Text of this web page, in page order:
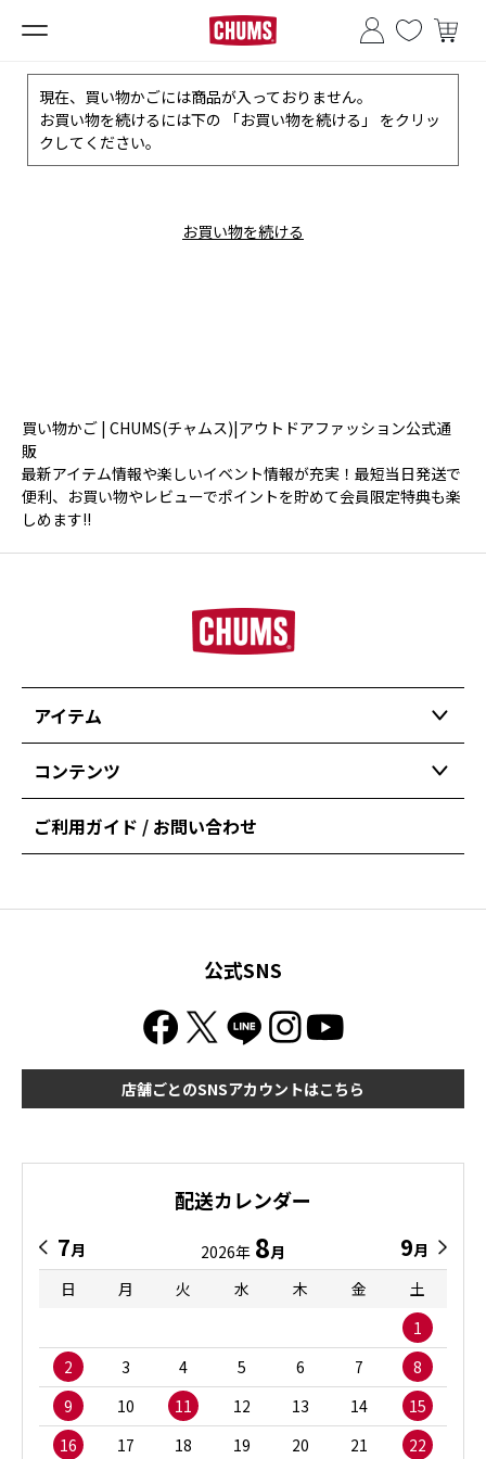
■夏季休業のお知らせ■
現在、買い物かごには商品が入っておりません。
お買い物を続けるには下の 「お買い物を続ける」 をクリッ
クしてください。
お買い物を続ける
買い物かご | CHUMS(チャムス)|アウトドアファッション公式通
販
最新アイテム情報や楽しいイベント情報が充実！最短当日発送で
便利、お買い物やレビューでポイントを貯めて会員限定特典も楽
しめます!!
アイテム
コンテンツ
ご利用ガイド / お問い合わせ
公式SNS
店舗ごとのSNSアカウントはこちら
配送カレンダー
7月 2026年 8月 9月
日
月 火 水 木 金
土
1
2
3 4 5 6 7
8
9
10 11 12 13 14
15
16
17 18 19 20 21 22